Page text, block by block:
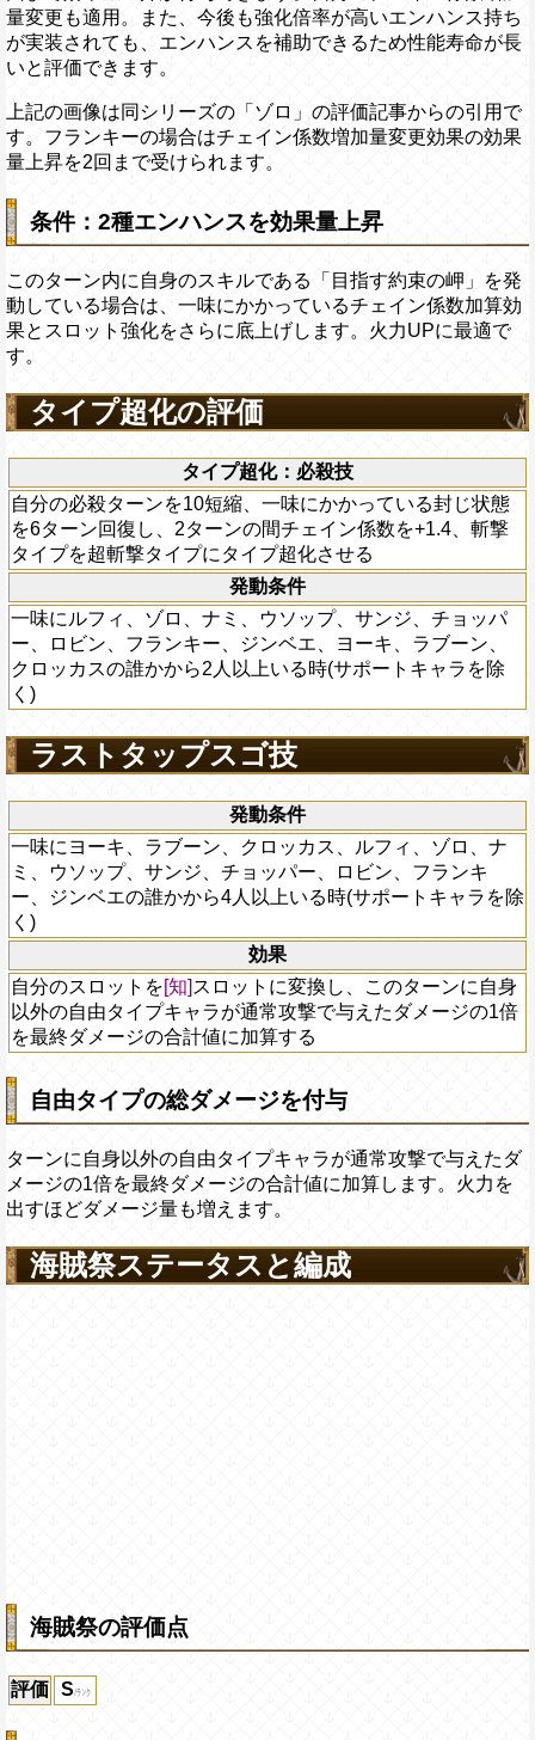
量変更も適用。また、今後も強化倍率が高いエンハンス持ち
が実装されても、エンハンスを補助できるため性能寿命が長
いと評価できます。
上記の画像は同シリーズの「ゾロ」の評価記事からの引用で
す。フランキーの場合はチェイン係数増加量変更効果の効果
量上昇を2回まで受けられます。
条件：2種エンハンスを効果量上昇
このターン内に自身のスキルである「目指す約束の岬」を発
動している場合は、一味にかかっているチェイン係数加算効
果とスロット強化をさらに底上げします。火力UPに最適で
す。
タイプ超化の評価
タイプ超化：必殺技
自分の必殺ターンを10短縮、一味にかかっている封じ状態
を6ターン回復し、2ターンの間チェイン係数を+1.4、斬撃
タイプを超斬撃タイプにタイプ超化させる
発動条件
一味にルフィ、ゾロ、ナミ、ウソップ、サンジ、チョッパ
ー、ロビン、フランキー、ジンベエ、ヨーキ、ラブーン、
クロッカスの誰かから2人以上いる時(サポートキャラを除
く)
ラストタップスゴ技
発動条件
一味にヨーキ、ラブーン、クロッカス、ルフィ、ゾロ、ナ
ミ、ウソップ、サンジ、チョッパー、ロビン、フランキ
ー、ジンベエの誰かから4人以上いる時(サポートキャラを除
く)
効果
自分のスロットを[知] スロットに変換し、このターンに自身
以外の自由タイプキャラが通常攻撃で与えたダメージの1倍
を最終ダメージの合計値に加算する
自由タイプの総ダメージを付与
ターンに自身以外の自由タイプキャラが通常攻撃で与えたダ
メージの1倍を最終ダメージの合計値に加算します。火力を
出すほどダメージ量も増えます。
海賊祭ステータスと編成
海賊祭の評価点
評価 S